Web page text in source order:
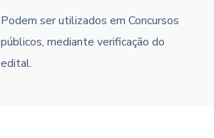
Podem ser utilizados em Concursos
públicos, mediante verificação do
edital.